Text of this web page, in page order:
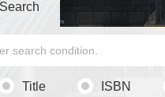
Title ISBN